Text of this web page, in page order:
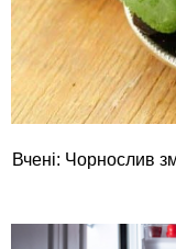
Вчені: Чорнослив